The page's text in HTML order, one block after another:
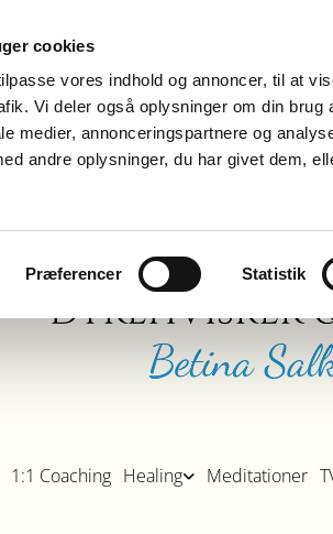
cookies
vores indhold og annoncer, til at
Vi deler også oplysninger om din brug
medier, annonceringspartnere og
andre oplysninger, du har givet dem,
Præferencer Statistik
1:1 Coaching Healing Meditationer